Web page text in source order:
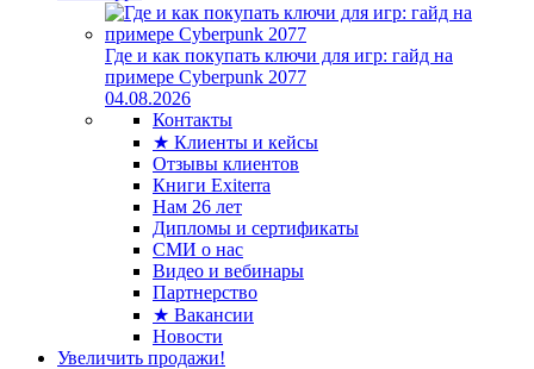
Где и как покупать ключи для игр: гайд на
примере Cyberpunk 2077
04.08.2026
Контакты
★ Клиенты и кейсы
Отзывы клиентов
Книги Exiterra
Нам 26 лет
Дипломы и сертификаты
СМИ о нас
Видео и вебинары
Партнерство
★ Вакансии
Новости
Увеличить продажи!